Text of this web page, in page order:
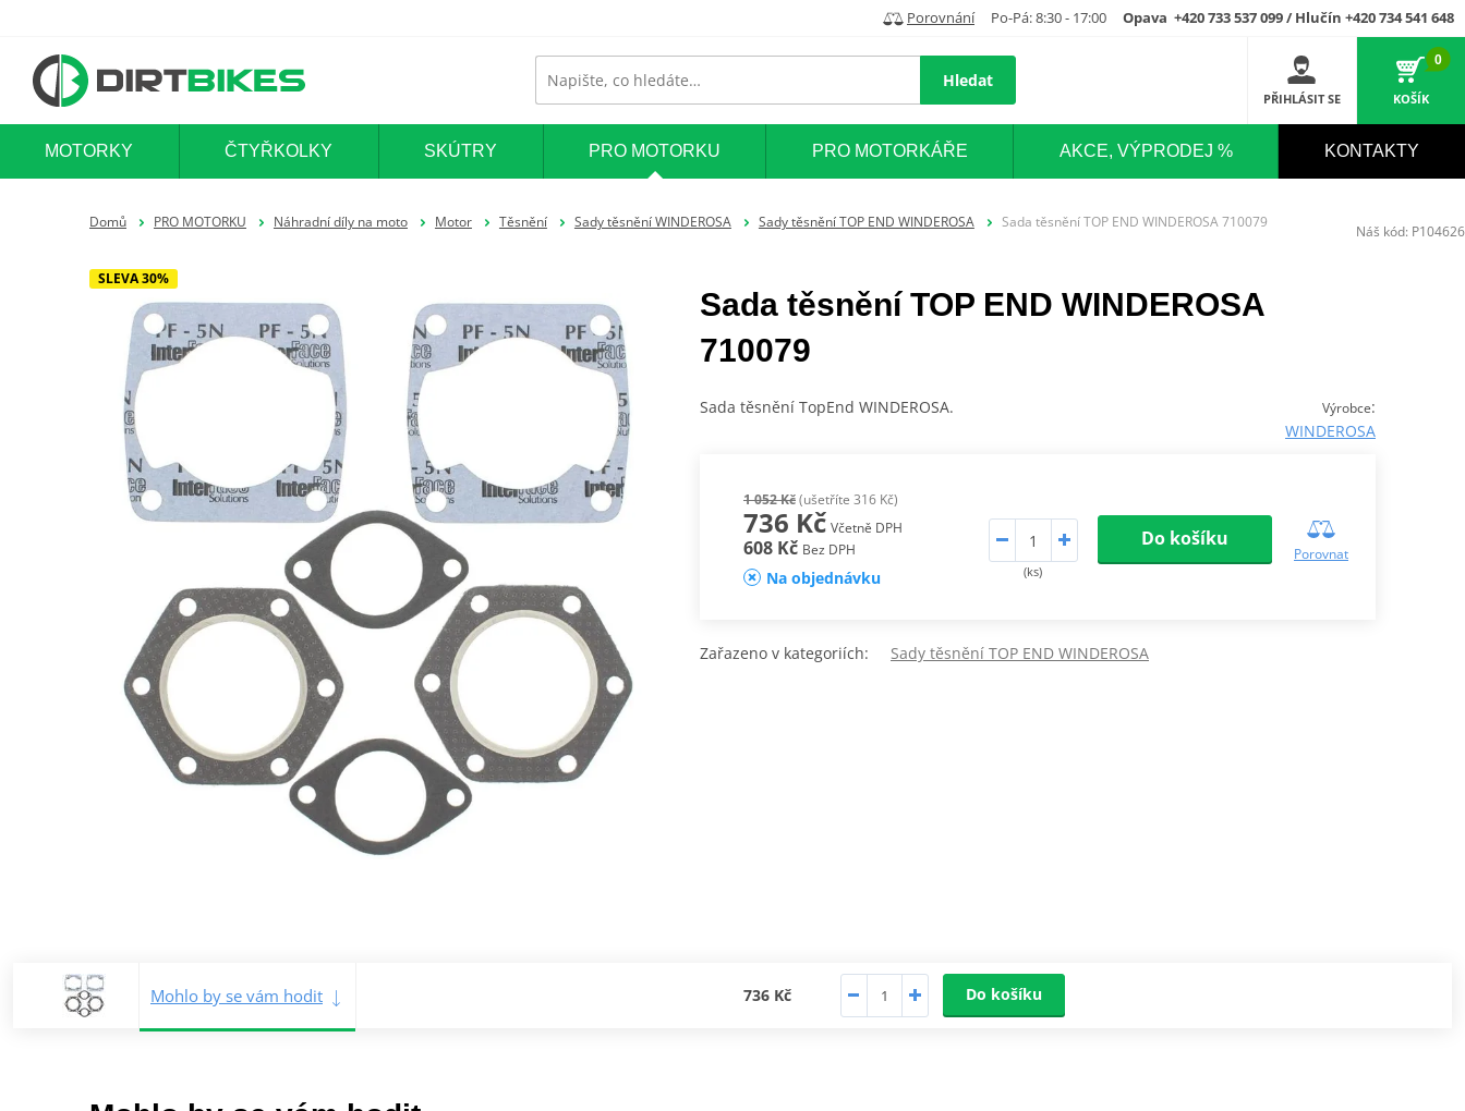
Porovnání Po-Pá: 8:30 - 17:00 Opava +420 733 537 099 / Hlučín +420 734 541 648
Hledat
PŘIHLÁSIT SE
0
KOŠÍK
MOTORKY ČTYŘKOLKY SKÚTRY PRO MOTORKU PRO MOTORKÁŘE AKCE, VÝPRODEJ % KONTAKTY
Domů PRO MOTORKU Náhradní díly na moto Motor Těsnění Sady těsnění WINDEROSA Sady těsnění TOP END WINDEROSA Sada těsnění TOP END WINDEROSA 710079
SLEVA 30%
Sada těsnění TOP END WINDEROSA
710079
Výrobce:
WINDEROSA
Sada těsnění TopEnd WINDEROSA.
1 052 Kč(ušetříte 316 Kč)
736 Kč Včetně DPH
608 Kč Bez DPH
Na objednávku (ks)
Do košíku
Porovnat
Zařazeno v kategoriích: Sady těsnění TOP END WINDEROSA
Mohlo by se vám hodit 736 Kč Do košíku
Náš kód: P104626